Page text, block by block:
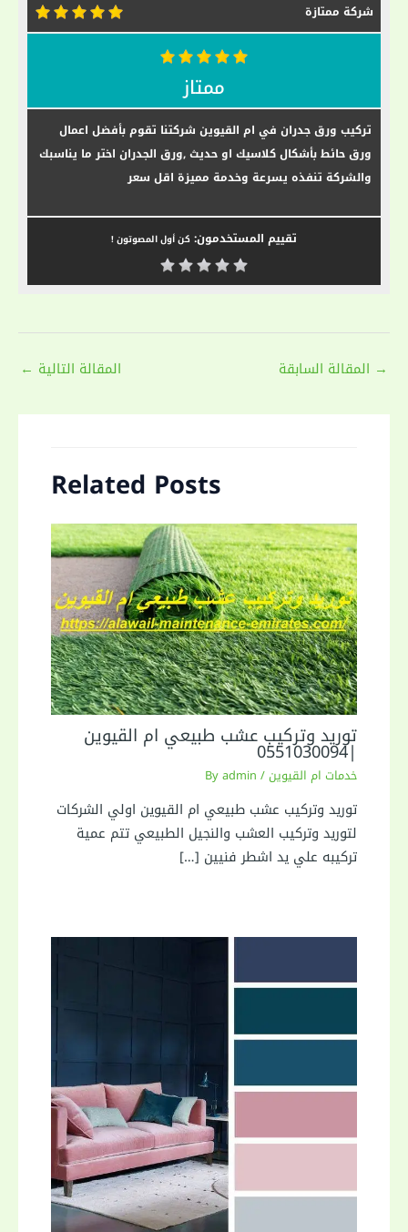
شركة ممتازة
ممتاز
تركيب ورق جدران في ام القيوين شركتنا تقوم بأفضل اعمال
ورق حائط بأشكال كلاسيك او حديث ,ورق الجدران اختر ما يناسبك
والشركة تنفذه يسرعة وخدمة مميزة اقل سعر
تقييم المستخدمون: كن أول المصوتون !
Post
→ المقالة السابقة المقالة التالية ←
Related Posts
توريد وتركيب عشب طبيعي ام القيوين
|0551030094
خدمات ام القيوين/ By
admin
توريد وتركيب عشب طبيعي ام القيوين اولي الشركات
لتوريد وتركيب العشب والنجيل الطبيعي تتم عمية
تركيبه علي يد اشطر فنيين […]